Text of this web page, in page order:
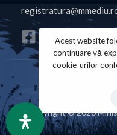
Copyright © 2026
Acest website
continuare vă
cookie-urilor